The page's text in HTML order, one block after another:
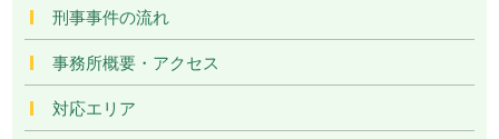
刑事事件の流れ
事務所概要・アクセス
対応エリア